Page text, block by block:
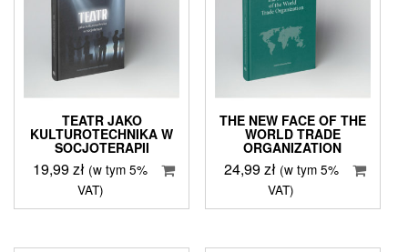
TEATR JAKO
KULTUROTECHNIKA W
SOCJOTERAPII
19,99zł (w tym 5%
VAT)
THE NEW FACE OF THE
WORLD TRADE
ORGANIZATION
24,99zł (w tym 5%
VAT)